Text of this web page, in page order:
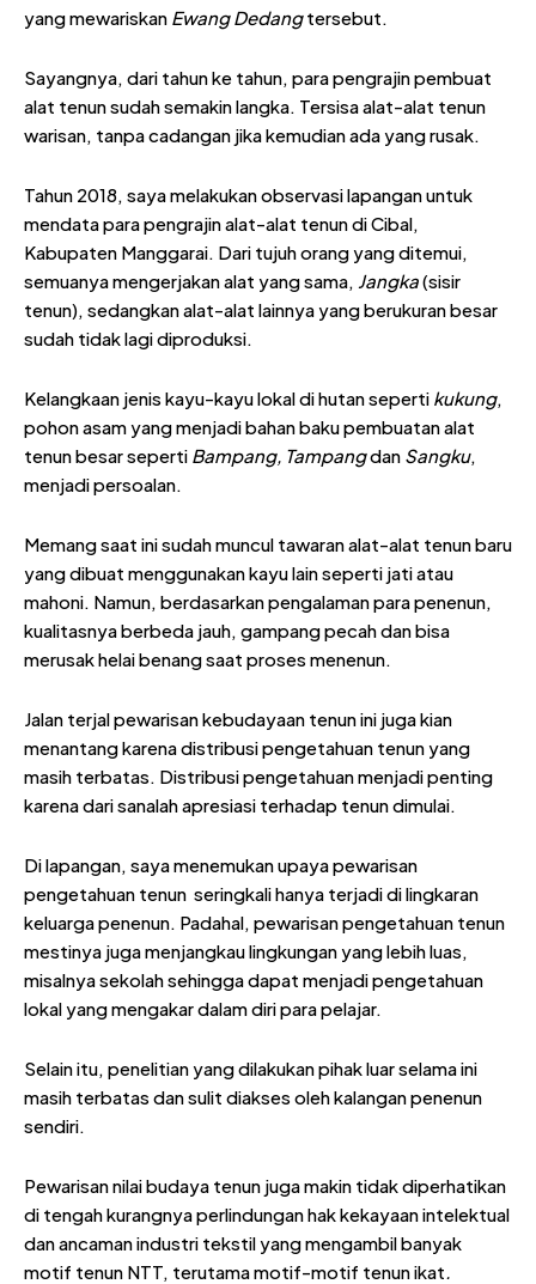
yang mewariskan Ewang Dedangtersebut.
Sayangnya, dari tahun ke tahun, para pengrajin pembuat
alat tenun sudah semakin langka. Tersisa alat-alat tenun
warisan, tanpa cadangan jika kemudian ada yang rusak.
Tahun 2018, saya melakukan observasi lapangan untuk
mendata para pengrajin alat-alat tenun di Cibal,
Kabupaten Manggarai. Dari tujuh orang yang ditemui,
semuanya mengerjakan alat yang sama, Jangka(sisir
tenun), sedangkan alat-alat lainnya yang berukuran besar
sudah tidak lagi diproduksi.
Kelangkaan jenis kayu-kayu lokal di hutan seperti kukung,
pohon asam yang menjadi bahan baku pembuatan alat
tenun besar seperti Bampang, Tampangdan Sangku,
menjadi persoalan.
Memang saat ini sudah muncul tawaran alat-alat tenun baru
yang dibuat menggunakan kayu lain seperti jati atau
mahoni. Namun, berdasarkan pengalaman para penenun,
kualitasnya berbeda jauh, gampang pecah dan bisa
merusak helai benang saat proses menenun.
Jalan terjal pewarisan kebudayaan tenun ini juga kian
menantang karena distribusi pengetahuan tenun yang
masih terbatas. Distribusi pengetahuan menjadi penting
karena dari sanalah apresiasi terhadap tenun dimulai.
Di lapangan, saya menemukan upaya pewarisan
pengetahuan tenun seringkali hanya terjadi di lingkaran
keluarga penenun. Padahal, pewarisan pengetahuan tenun
mestinya juga menjangkau lingkungan yang lebih luas,
misalnya sekolah sehingga dapat menjadi pengetahuan
lokal yang mengakar dalam diri para pelajar.
Selain itu, penelitian yang dilakukan pihak luar selama ini
masih terbatas dan sulit diakses oleh kalangan penenun
sendiri.
Pewarisan nilai budaya tenun juga makin tidak diperhatikan
di tengah kurangnya perlindungan hak kekayaan intelektual
dan ancaman industri tekstil yang mengambil banyak
motif tenun NTT, terutama motif-motif tenun ikat